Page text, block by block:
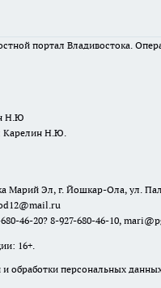
портал Владивостока.
Н.Ю
Карелин Н.Ю.
Марий Эл, г. Йошкар-Ола, ул.
46-20? 8-927-680-46-10,
16+.
обработки персональных